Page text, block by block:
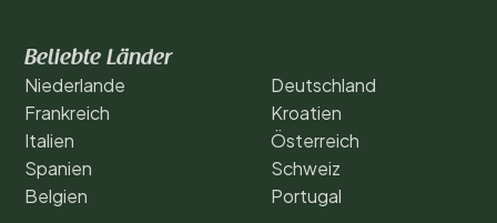
Beliebte Länder
Niederlande
Frankreich
Italien
Spanien
Belgien
Deutschland
Kroatien
Österreich
Schweiz
Portugal